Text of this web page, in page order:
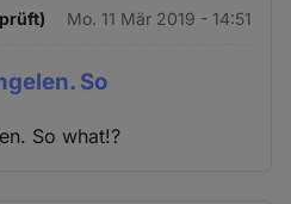
Mo. 11 Mär 2019 - 14:51
So
So what!?